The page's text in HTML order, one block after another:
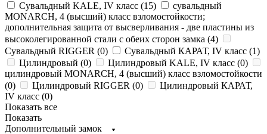
Сувальдный KALE, IV класс (15)
сувальдный
MONARCH, 4 (высший) класс взломостойкости;
дополнительная защита от высверливания - две пластины из
высоколегированной стали с обеих сторон замка (4)
Сувальдный RIGGER (0) Сувальдный КАРАТ, IV класс (1)
Цилиндровый (0) Цилиндровый KALE, IV класс (0)
цилиндровый MONARCH, 4 (высший) класс взломостойкости
(0) Цилиндровый RIGGER (0)
Цилиндровый КАРАТ,
IV класс (0)
Показать все
Показать
Дополнительный замок